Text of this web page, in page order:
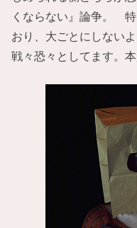
くならない』論争。
おり、大ごとにしない
戦々恐々としてます。